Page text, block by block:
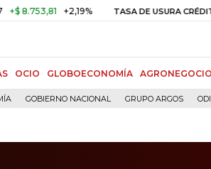
+2,19% TASA DE USURA CRÉDITO
OCIO GLOBOECONOMÍA
GOBIERNO NACIONAL GRUPO ARGOS